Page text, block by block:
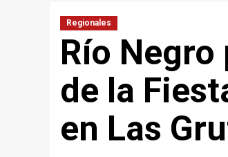
Regionales
Río
de la
en Las